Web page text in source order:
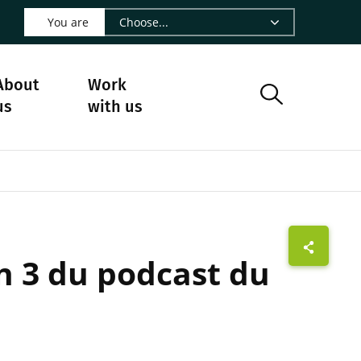
- CIRAD
Facebook - CIRAD
us on Instagram - CIRAD
us on Youtube - CIRAD
Follow us on Bluesky - CIRAD
page Contact us - CIRAD
to page RSS - CIRAD
You are
Work
with us
3 du podcast du